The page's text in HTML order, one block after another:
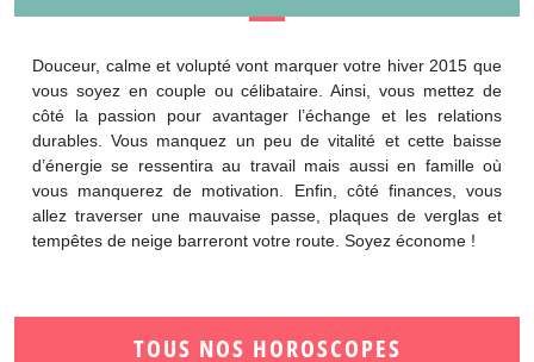
TOUS NOS HOROSCOPES
Douceur, calme et volupté vont marquer votre hiver 2015 que
vous soyez en couple ou célibataire. Ainsi, vous mettez de
côté la passion pour avantager l’échange et les relations
durables. Vous manquez un peu de vitalité et cette baisse
d’énergie se ressentira au travail mais aussi en famille où
vous manquerez de motivation. Enfin, côté finances, vous
allez traverser une mauvaise passe, plaques de verglas et
tempêtes de neige barreront votre route. Soyez économe !